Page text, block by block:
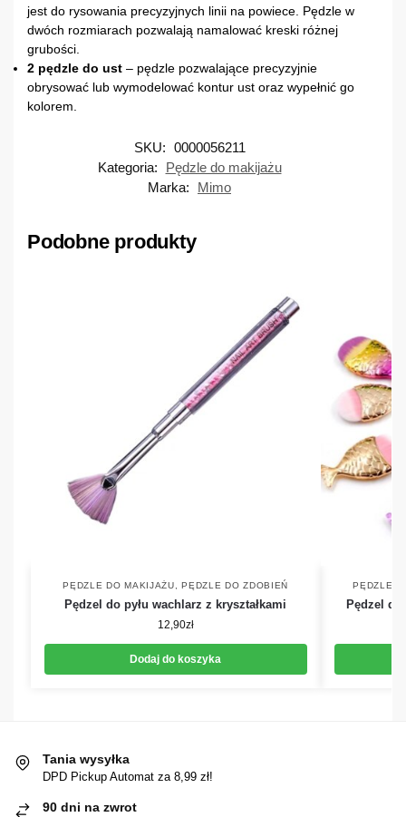
jest do rysowania precyzyjnych linii na powiece. Pędzle w
dwóch rozmiarach pozwalają namalować kreski różnej
grubości.
2 pędzle do ust – pędzle pozwalające precyzyjnie
obrysować lub wymodelować kontur ust oraz wypełnić go
kolorem.
SKU: 0000056211
Kategoria:
Pędzle do makijażu
Marka:
Mimo
Podobne produkty
PĘDZLE DO MAKIJAŻU ,PĘDZLE DO ZDOBIEŃ
Pędzel do pyłu wachlarz z kryształkami
12,90zł
Dodaj do koszyka
PĘDZLE
Pędzel do
Tania wysyłka
DPD Pickup Automat za 8,99 zł!
90 dni na zwrot